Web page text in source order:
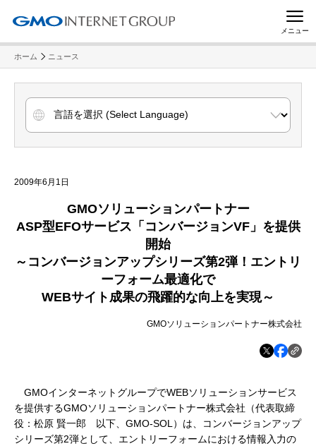
メニュー
ホーム ニュース
2009年6月1日
GMOソリューションパートナー
ASP型EFOサービス「コンバージョンVF」を提供
開始
～コンバージョンアップシリーズ第2弾！エントリ
ーフォーム最適化で
WEBサイト成果の飛躍的な向上を実現～
GMOソリューションパートナー株式会社
GMOインターネットグループでWEBソリューションサービス
を提供するGMOソリューションパートナー株式会社（代表取締
役：松原 賢一郎 以下、GMO-SOL）は、コンバージョンアップ
シリーズ第2弾として、エントリーフォームにおける情報入力の